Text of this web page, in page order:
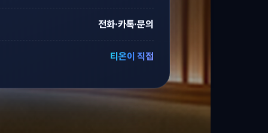
전화·카톡·문의
티온이 직접